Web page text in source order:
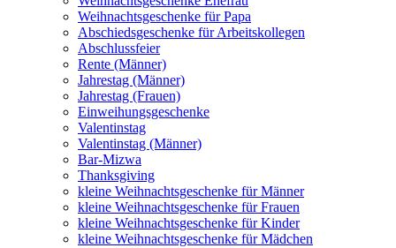
Weihnachtsgeschenke für Papa
Abschiedsgeschenke für Arbeitskollegen
Abschlussfeier
Rente (Männer)
Jahrestag (Männer)
Jahrestag (Frauen)
Einweihungsgeschenke
Valentinstag
Valentinstag (Männer)
Bar-Mizwa
Thanksgiving
kleine Weihnachtsgeschenke für Männer
kleine Weihnachtsgeschenke für Frauen
kleine Weihnachtsgeschenke für Kinder
kleine Weihnachtsgeschenke für Mädchen